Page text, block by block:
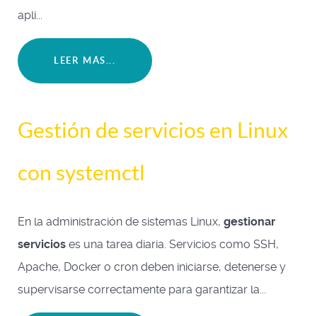
apli...
LEER MÁS...
Gestión de servicios en Linux
con systemctl
En la administración de sistemas Linux, gestionar
servicios es una tarea diaria. Servicios como SSH,
Apache, Docker o cron deben iniciarse, detenerse y
supervisarse correctamente para garantizar la...